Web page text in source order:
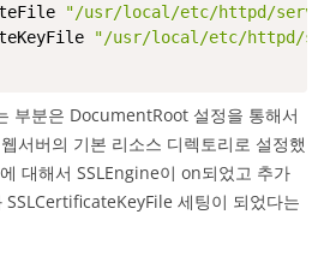
"/usr/local/etc/httpd/
"/usr/local/etc/httpd/
부분은 DocumentRoot 설정을 통해서
버의 기본 리소스 디렉토리로 설정했
대해서 SSLEngine이 on되었고 추가
세팅이 되었다는